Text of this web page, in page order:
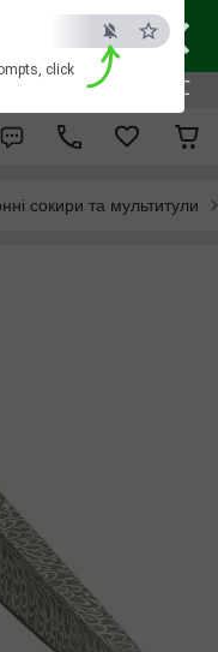
×
ESC
click
сокири та мультитули